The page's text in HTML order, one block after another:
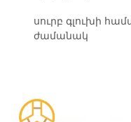
սուրբ գլուխի
ժամանակ